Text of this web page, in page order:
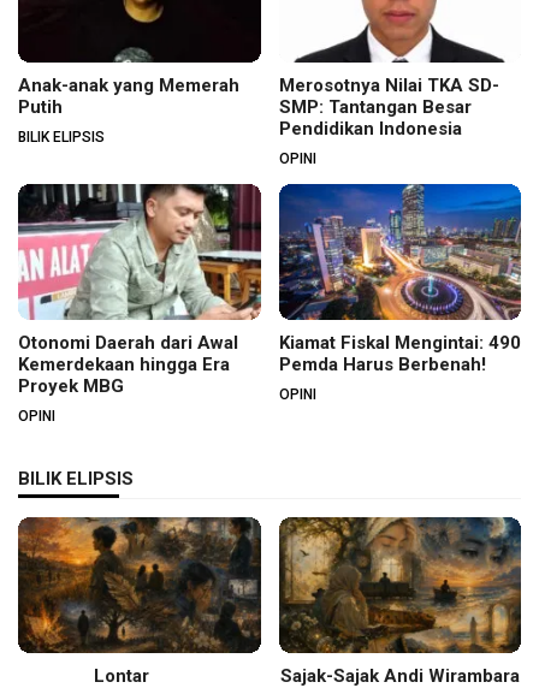
Anak-anak yang Memerah
Putih
BILIK ELIPSIS
Merosotnya Nilai TKA SD-
SMP: Tantangan Besar
Pendidikan Indonesia
OPINI
Otonomi Daerah dari Awal
Kemerdekaan hingga Era
Proyek MBG
OPINI
Kiamat Fiskal Mengintai: 490
Pemda Harus Berbenah!
OPINI
BILIK ELIPSIS
Lontar Sajak-Sajak Andi Wirambara